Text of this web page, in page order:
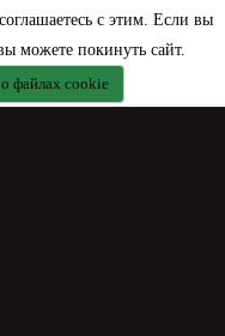
с этим. Если вы
можете покинуть сайт.
файлах cookie